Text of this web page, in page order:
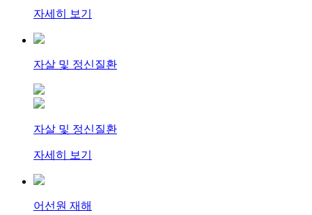
자세히 보기
자살 및 정신질환
자살 및 정신질환
자세히 보기
어선원 재해